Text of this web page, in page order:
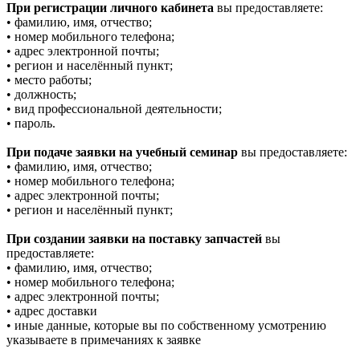
При регистрации личного кабинета вы предоставляете:
• фамилию, имя, отчество;
• номер мобильного телефона;
• адрес электронной почты;
• регион и населённый пункт;
• место работы;
• должность;
• вид профессиональной деятельности;
• пароль.
При подаче заявки на учебный семинар вы предоставляете:
• фамилию, имя, отчество;
• номер мобильного телефона;
• адрес электронной почты;
• регион и населённый пункт;
При создании заявки на поставку запчастей вы
предоставляете:
• фамилию, имя, отчество;
• номер мобильного телефона;
• адрес электронной почты;
• адрес доставки
• иные данные, которые вы по собственному усмотрению
указываете в примечаниях к заявке